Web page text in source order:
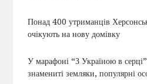
Понад 400 утриманців
очікують на нову домівку
У марафоні “З Україною в
знамениті земляки, популярні